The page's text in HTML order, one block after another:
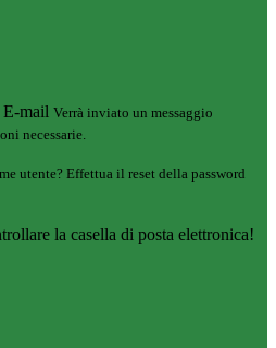
E-mail Verrà inviato un messaggio
necessarie.
utente? Effettua il reset della password
la casella di posta elettronica!